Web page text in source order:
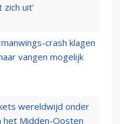
uit’
crash klagen
vangen mogelijk
wereldwijd onder
het Midden-Oosten